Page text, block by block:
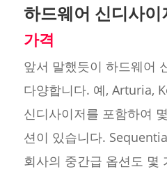
하드웨어 신디사이
가격
앞서 말했듯이 하드웨어
다양합니다. 예, Arturia,
신디사이저를 포함하여
션이 있습니다.
회사의 중간급 옵션도 몇